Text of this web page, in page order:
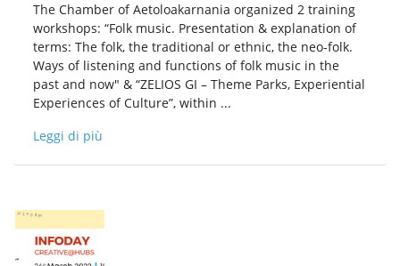
The Chamber of Aetoloakarnania organized 2 training
workshops: “Folk music. Presentation & explanation of
terms: The folk, the traditional or ethnic, the neo-folk.
Ways of listening and functions of folk music in the
past and now" & “ZELIOS GI – Theme Parks, Experiential
Experiences of Culture”, within ...
Leggi di più